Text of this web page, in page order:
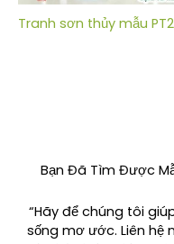
Tranh sơn thủy mẫu
Bạn Đã Tìm Được
“Hãy để chúng tôi
sống mơ ước. Liên